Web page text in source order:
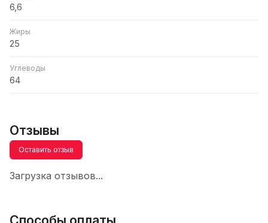
6,6
Жиры
25
Углеводы
64
Отзывы
Оставить отзыв
Загрузка отзывов...